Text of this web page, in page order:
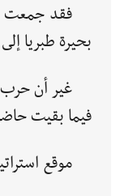
فقد جمعت
بحيرة طبريا
فيما بقيت
موقع